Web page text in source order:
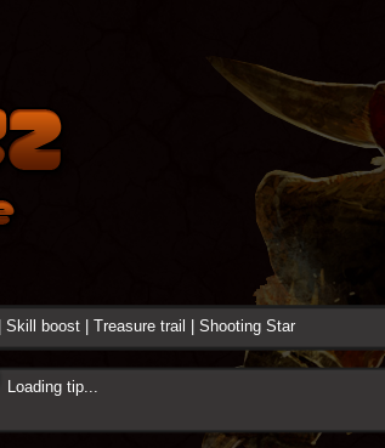
Skill boost Treasure trail Shooting Star
Loading tip...